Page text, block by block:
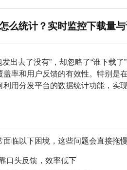
么统计？实时监控下载量
出去了没有”，却忽略了“谁下载了
率和用户反馈的有效性。特别是
用分发平台的数据统计功能，实
临以下困境，这些问题会直接拖
口头反馈，效率低下